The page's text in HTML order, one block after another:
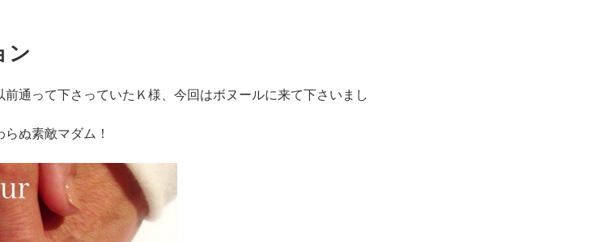
ン
通って下さっていたＫ様、今回はボヌールに来て下さいまし
ぬ素敵マダム！